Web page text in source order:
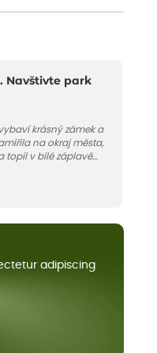
Navštivte park
krásný zámek a
na okraj města,
topil v bílé záplavě
kus krajiny vznikl.
adipiscing